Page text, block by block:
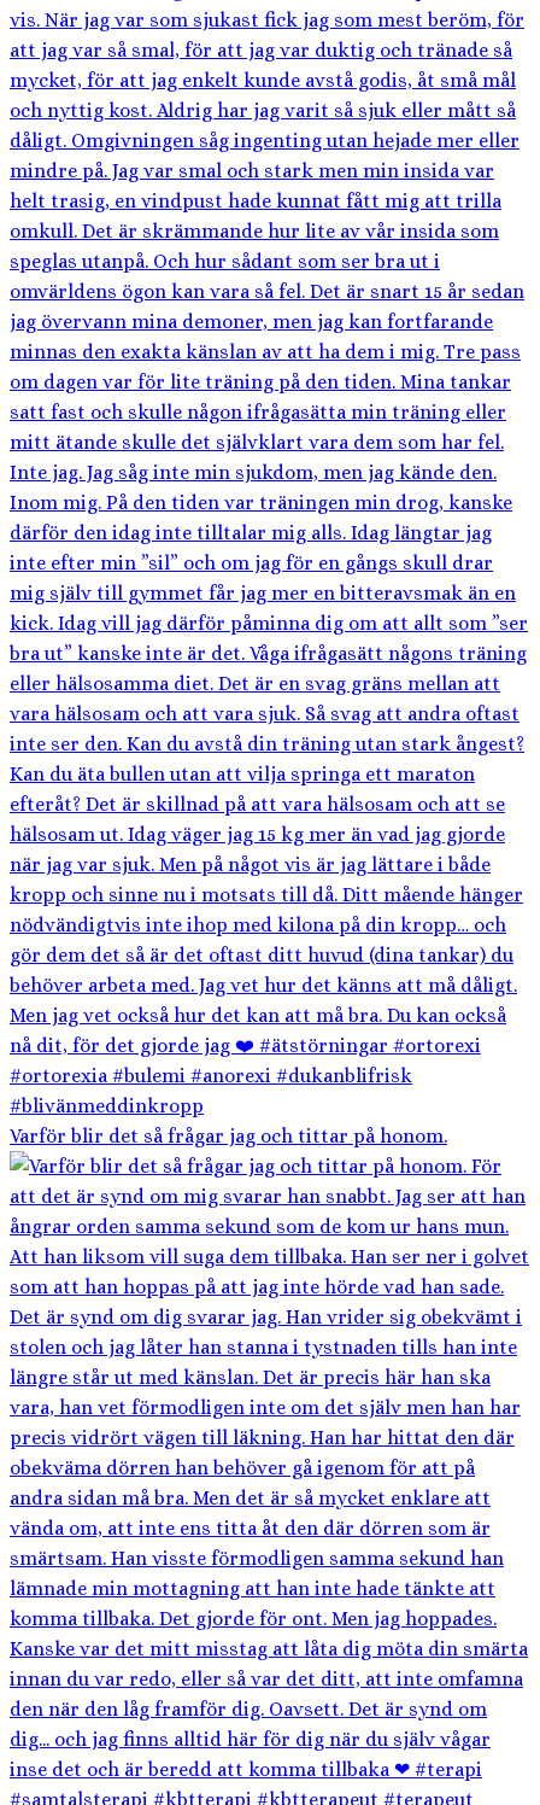
Varför blir det så frågar jag och tittar på honom.